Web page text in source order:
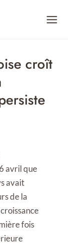
croît
avril que
avait
de la
fois